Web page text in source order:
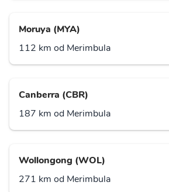
Moruya (MYA)
112 km od Merimbula
Canberra (CBR)
187 km od Merimbula
Wollongong (WOL)
271 km od Merimbula